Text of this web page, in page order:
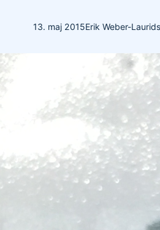
13. maj 2015Erik Weber-